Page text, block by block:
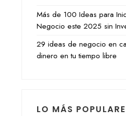
Más de 100 Ideas para
Negocio este 2025 sin
29 ideas de negocio en
dinero en tu tiempo libre
LO MÁS